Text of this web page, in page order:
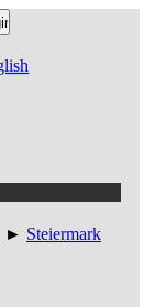
► Steiermark